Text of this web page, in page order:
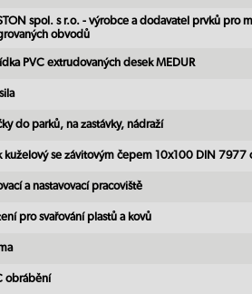
spol. s r.o. - výrobce a dodavatel prvků pro
obvodů
PVC extrudovaných desek MEDUR
do parků, na zastávky, nádraží
kuželový se závitovým čepem 10x100 DIN 7977
a nastavovací pracoviště
pro svařování plastů a kovů
obrábění